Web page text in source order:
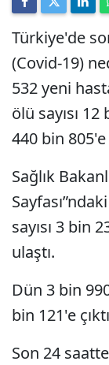
Türkiye'de
(Covid-19)
532 yeni
ölü sayısı
440 bin
Sağlık
sayısı 3 bin
ulaştı.
Dün 3 bin
bin 121'e
Son 24